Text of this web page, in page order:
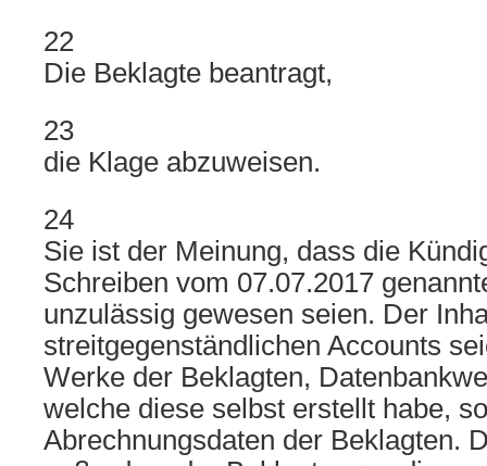
22
Die Beklagte beantragt,
23
die Klage abzuweisen.
24
Sie ist der Meinung, dass die
Schreiben vom 07.07.2017
unzulässig gewesen seien. Der
streitgegenständlichen Accounts
Werke der Beklagten,
welche diese selbst erstellt habe,
Abrechnungsdaten der Beklagten.